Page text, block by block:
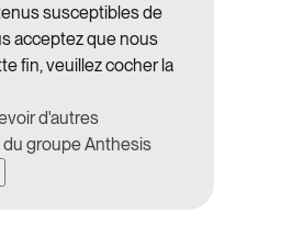
susceptibles de
acceptez que nous
fin, veuillez cocher la
d'autres
groupe Anthesis